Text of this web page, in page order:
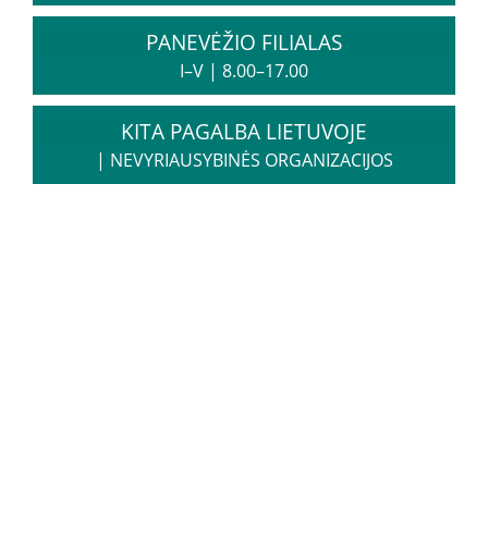
Administracinė informacija
Planavimo dokumentai
Darbo užmokestis
Paskatinimai ir apdovanojimai
PANEVĖŽIO FILIALAS
I–V | 8.00–17.00
KITA PAGALBA LIETUVOJE
| NEVYRIAUSYBINĖS ORGANIZACIJOS